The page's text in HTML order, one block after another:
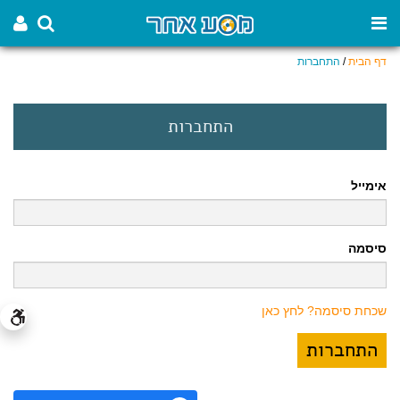
דף הבית/ התחברות
התחברות
אימייל
סיסמה
שכחת סיסמה? לחץ כאן